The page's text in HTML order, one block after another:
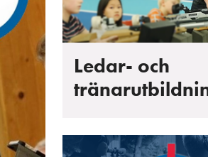
Ledar- och